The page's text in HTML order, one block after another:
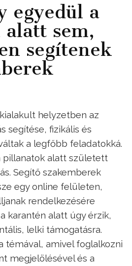
egyedül a
sem,
segítenek
helyzetben az
segítése, fizikális és
a legfőbb feladatokká.
pillanatok alatt született
Segítő szakemberek
egy online felületen,
rendelkezésére
karantén alatt úgy érzik,
lelki támogatásra.
témával, amivel foglalkozni
megjelölésével és a